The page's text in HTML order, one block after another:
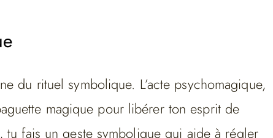
du rituel symbolique. L’acte psychomagique,
magique pour libérer ton esprit de
tu fais un geste symbolique qui aide à régler